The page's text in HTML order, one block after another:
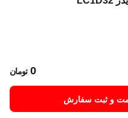
0 تومان
و ثبت سفارش